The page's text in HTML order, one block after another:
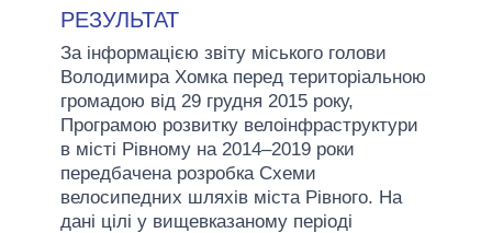
РЕЗУЛЬТАТ
За інформацією звіту міського голови
Володимира Хомка перед територіальною
громадою від 29 грудня 2015 року,
Програмою розвитку велоінфраструктури
в місті Рівному на 2014–2019 роки
передбачена розробка Схеми
велосипедних шляхів міста Рівного. На
дані цілі у вищевказаному періоді